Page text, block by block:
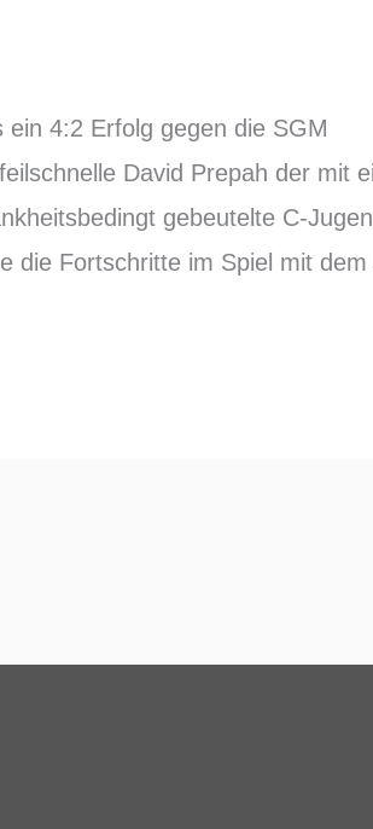
4:2 Erfolg gegen die SGM
David Prepah der mit
gebeutelte C-
die Fortschritte im Spiel mit dem